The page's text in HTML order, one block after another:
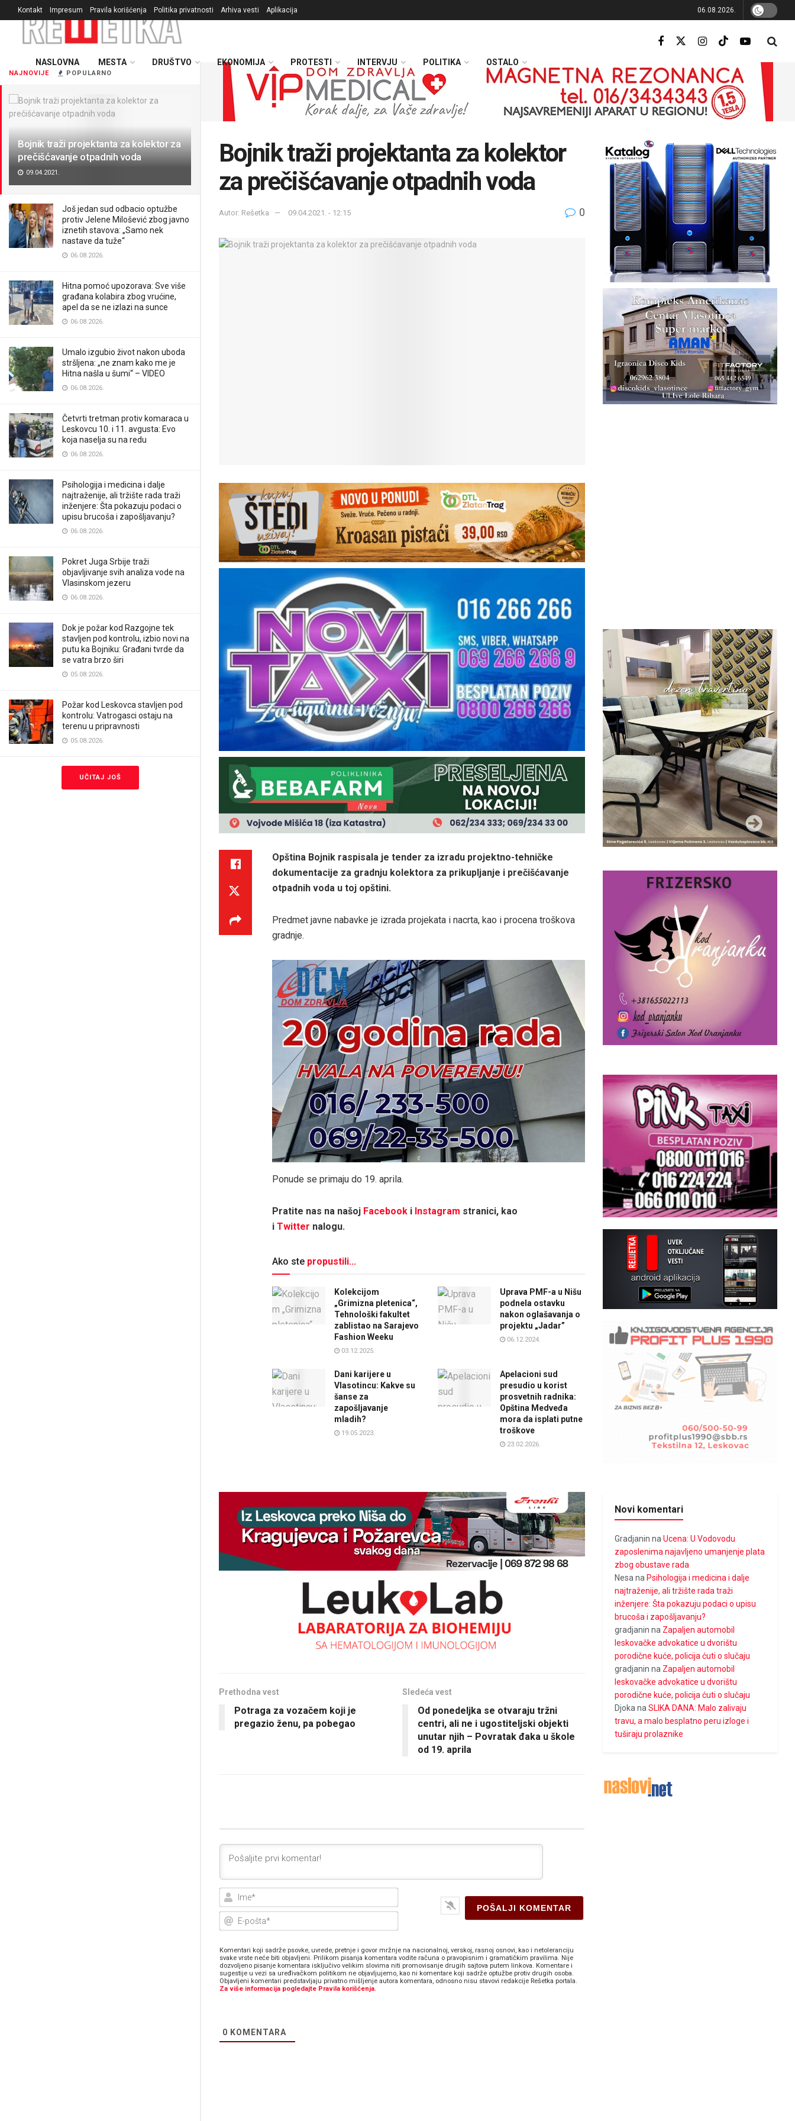
NAJNOVIJE POPULARNO
Bojnik traži projektanta za kolektor za
prečišćavanje otpadnih voda
09.04.2021.
Još jedan sud odbacio optužbe
protiv Jelene Milošević zbog javno
iznetih stavova: „Samo nek
nastave da tuže“
06.08.2026.
Hitna pomoć upozorava: Sve više
građana kolabira zbog vrućine,
apel da se ne izlazi na sunce
06.08.2026.
Umalo izgubio život nakon uboda
stršljena: „ne znam kako me je
Hitna našla u šumi“ – VIDEO
06.08.2026.
Četvrti tretman protiv komaraca u
Leskovcu 10. i 11. avgusta: Evo
koja naselja su na redu
06.08.2026.
Psihologija i medicina i dalje
najtraženije, ali tržište rada traži
inženjere: Šta pokazuju podaci o
upisu brucoša i zapošljavanju?
06.08.2026.
Pokret Juga Srbije traži
objavljivanje svih analiza vode na
Vlasinskom jezeru
06.08.2026.
Dok je požar kod Razgojne tek
stavljen pod kontrolu, izbio novi na
putu ka Bojniku: Građani tvrde da
se vatra brzo širi
05.08.2026.
Požar kod Leskovca stavljen pod
kontrolu: Vatrogasci ostaju na
terenu u pripravnosti
05.08.2026.
UČITAJ JOŠ
Kontakt Impresum Pravila korišćenja Politika privatnosti Arhiva vesti Aplikacija 06.08.2026.
NASLOVNA MESTA DRUŠTVO EKONOMIJA PROTESTI INTERVJU POLITIKA OSTALO
Bojnik traži projektanta za kolektor
za prečišćavanje otpadnih voda
Autor: Rešetka 09.04.2021. - 12:15 0
Opština Bojnik raspisala je tender za izradu projektno-tehničke
dokumentacije za gradnju kolektora za prikupljanje i prečišćavanje
otpadnih voda u toj opštini.
Predmet javne nabavke je izrada projekata i nacrta, kao i procena troškova
gradnje.
Ponude se primaju do 19. aprila.
Pratite nas na našoj Facebook i Instagram stranici, kao
i Twitter nalogu.
Ako ste propustili...
Kolekcijom
„Grimizna pletenica“,
Tehnološki fakultet
zablistao na Sarajevo
Fashion Weeku
03.12.2025.
Uprava PMF-a u Nišu
podnela ostavku
nakon oglašavanja o
projektu „Jadar”
06.12.2024.
Dani karijere u
Vlasotincu: Kakve su
šanse za
zapošljavanje
mladih?
19.05.2023.
Apelacioni sud
presudio u korist
prosvetnih radnika:
Opština Medveđa
mora da isplati putne
troškove
23.02.2026.
Prethodna vest
Potraga za vozačem koji je
pregazio ženu, pa pobegao
Sledeća vest
Od ponedeljka se otvaraju tržni
centri, ali ne i ugostiteljski objekti
unutar njih – Povratak đaka u škole
od 19. aprila
Ime*
E-
Komentari koji sadrže psovke, uvrede, pretnje i govor mržnje na nacionalnoj, verskoj, rasnoj osnovi, kao i netoleranciju
svake vrste neće biti objavljeni. Prilikom pisanja komentara vodite računa o pravopisnim i gramatičkim pravilima. Nije
dozvoljeno pisanje komentara isključivo velikim slovima niti promovisanje drugih sajtova putem linkova. Komentare i
sugestije u vezi sa uređivačkom politikom ne objavljujemo, kao ni komentare koji sadrže optužbe protiv drugih osoba.
Objavljeni komentari predstavljaju privatno mišljenje autora komentara, odnosno nisu stavovi redakcije Rešetka portala.
Za više informacija pogledajte Pravila korišćenja.
0 KOMENTARA
Novi komentari
Gradjanin naUcena: U Vodovodu
zaposlenima najavljeno umanjenje plata
zbog obustave rada
Nesana Psihologija i medicina i dalje
najtraženije, ali tržište rada traži
inženjere: Šta pokazuju podaci o upisu
brucoša i zapošljavanju?
gradjanin na Zapaljen automobil
leskovačke advokatice u dvorištu
porodične kuće, policija ćuti o slučaju
gradjanin na Zapaljen automobil
leskovačke advokatice u dvorištu
porodične kuće, policija ćuti o slučaju
DjokanaSLIKA DANA: Malo zalivaju
travu, a malo besplatno peru izloge i
tuširaju prolaznike